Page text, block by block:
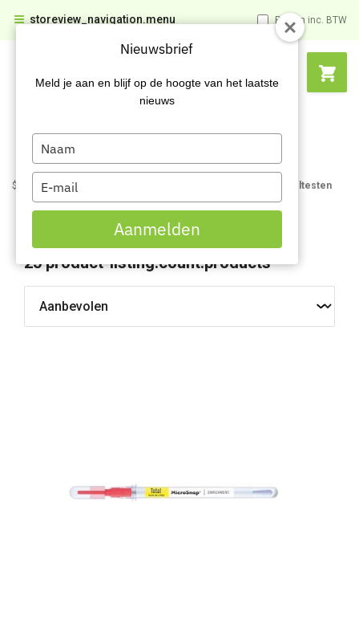
Prijzen inc. BTW
storeview_navigation.menu
$name $name Hygiena ATP sneltesten
Hygiena ATP sneltesten
25 product-listing.count.products
Nieuwsbrief
Meld je aan en blijf op de hoogte van het laatste
nieuws
Type
your
name
Type
your
email
Aanmelden